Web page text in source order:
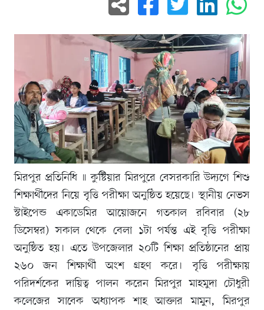
মিরপুর প্রতিনিধি ॥ কুষ্টিয়ার মিরপুরে বেসরকারি উদ্যগে শিশু
শিক্ষার্থীদের নিয়ে বৃত্তি পরীক্ষা অনুষ্ঠিত হয়েছে। স্থানীয় নেভস
স্টাইপেন্ড একাডেমির আয়োজনে গতকাল রবিবার (২৮
ডিসেম্বর) সকাল থেকে বেলা ১টা পর্যন্ত এই বৃত্তি পরীক্ষা
অনুষ্ঠিত হয়। এতে উপজেলার ২০টি শিক্ষা প্রতিষ্ঠানের প্রায়
২৬০ জন শিক্ষার্থী অংশ গ্রহণ করে। বৃত্তি পরীক্ষায়
পরিদর্শকের দায়িত্ব পালন করেন মিরপুর মাহমুদা চৌধুরী
কলেজের সাবেক অধ্যাপক শাহ আক্তার মামুন, মিরপুর